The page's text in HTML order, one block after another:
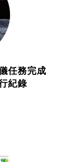
任務完成
紀錄